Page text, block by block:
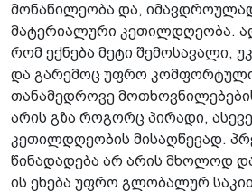
მონაწილეობა და,
მატერიალური კეთილდღეობა.
რომ ექნება მეტი შემოსავალი,
და გარემოც უფრო კომფორტული
თანამედროვე მოთხოვნილებების
არის გზა როგორც პირადი,
კეთილდღეობის მისაღწევად.
წინადადება არ არის მხოლოდ
ის ეხება უფრო გლობალურ